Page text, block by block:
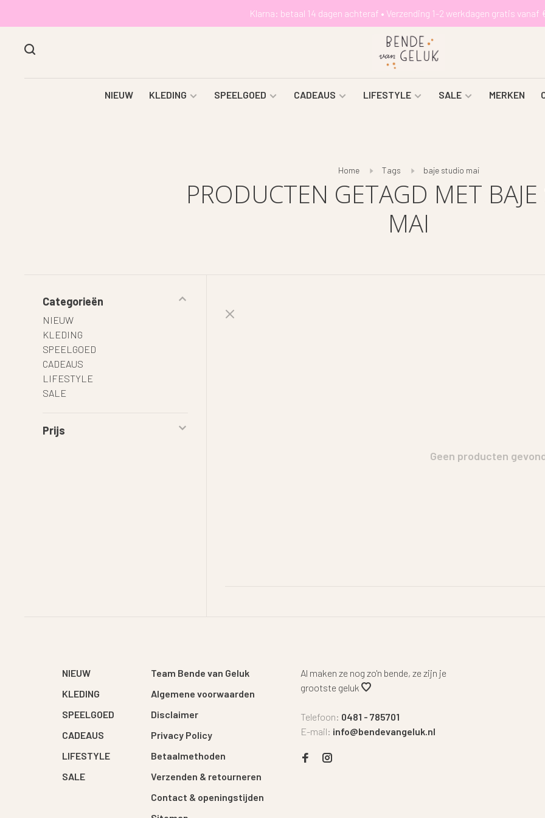
Klarna: betaal 14 dagen achteraf • Verzending 1-2 werkdagen gratis vanaf
NIEUW KLEDING SPEELGOED CADEAUS LIFESTYLE SALE MERKEN
Home Tags baje studio mai
PRODUCTEN GETAGD MET
MAI
Categorieën
NIEUW
KLEDING
SPEELGOED
CADEAUS
LIFESTYLE
SALE
Prijs
Geen producten
NIEUW
KLEDING
SPEELGOED
CADEAUS
LIFESTYLE
SALE
Team Bende van Geluk
Algemene voorwaarden
Disclaimer
Privacy Policy
Betaalmethoden
Verzenden & retourneren
Contact & openingstijden
Al maken ze nog zo'n bende, ze zijn je
grootste geluk
Telefoon: 0481 - 785701
E-mail: info@bendevangeluk.nl